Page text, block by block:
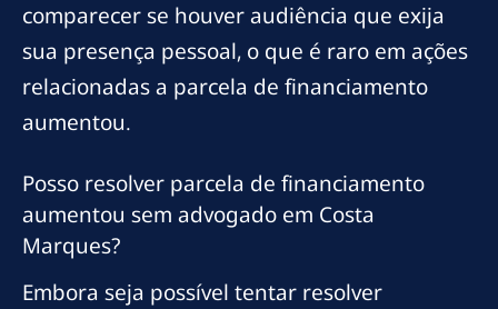
comparecer se houver audiência que exija
sua presença pessoal, o que é raro em ações
relacionadas a parcela de financiamento
aumentou.
Posso resolver parcela de financiamento
aumentou sem advogado em Costa
Marques?
Embora seja possível tentar resolver